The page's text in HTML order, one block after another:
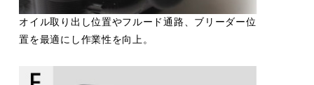
オイル取り出し位置やフルード通路、ブリーダー位
置を最適にし作業性を向上。